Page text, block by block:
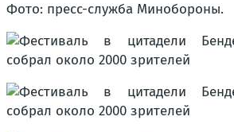
Фото: пресс-служба Минобороны.